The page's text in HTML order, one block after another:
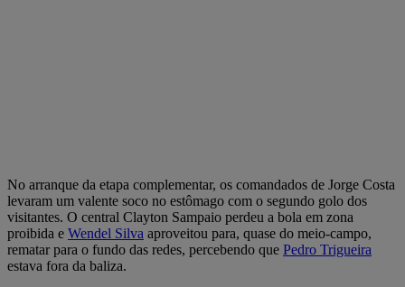
No arranque da etapa complementar, os comandados de Jorge Costa
levaram um valente soco no estômago com o segundo golo dos
visitantes. O central Clayton Sampaio perdeu a bola em zona
proibida e Wendel Silva aproveitou para, quase do meio-campo,
rematar para o fundo das redes, percebendo que Pedro Trigueira
estava fora da baliza.